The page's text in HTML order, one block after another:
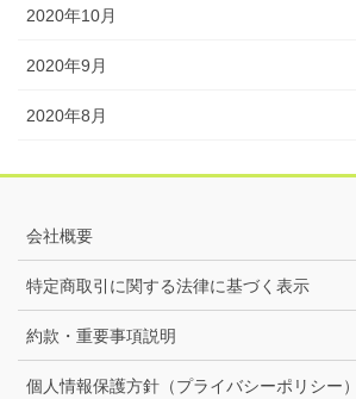
2020年10月
2020年9月
2020年8月
会社概要
特定商取引に関する法律に基づく表示
約款・重要事項説明
個人情報保護方針（プライバシーポリシー）